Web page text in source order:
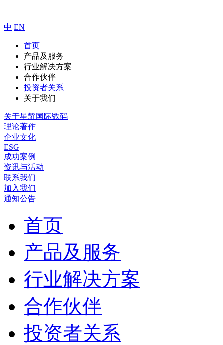
中 EN
首页
产品及服务
行业解决方案
合作伙伴
投资者关系
关于我们
关于星耀国际数码
理论著作
企业文化
ESG
成功案例
资讯与活动
联系我们
加入我们
通知公告
首页
产品及服务
行业解决方案
合作伙伴
投资者关系